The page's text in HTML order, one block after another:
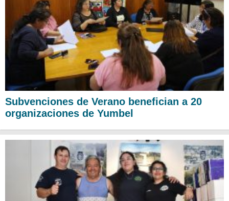
Subvenciones de Verano benefician a 20
organizaciones de Yumbel